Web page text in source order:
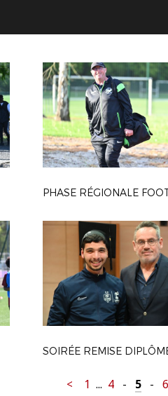
SOIRÉE REMISE
< 1 ... 4 - 5 - 6